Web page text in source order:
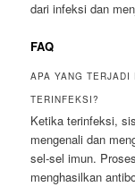
dari infeksi dan
FAQ
APA YANG
TERINFEKSI?
Ketika terinfeksi,
mengenali dan
sel-sel imun.
menghasilkan